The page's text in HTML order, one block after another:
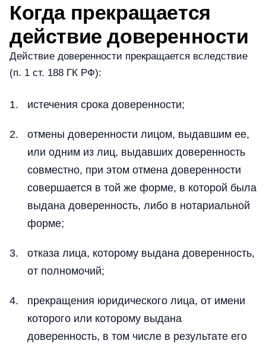
Когда прекращается
действие доверенности
Действие доверенности прекращается вследствие
(п. 1 ст. 188 ГК РФ):
истечения срока доверенности;
отмены доверенности лицом, выдавшим ее,
или одним из лиц, выдавших доверенность
совместно, при этом отмена доверенности
совершается в той же форме, в которой была
выдана доверенность, либо в нотариальной
форме;
отказа лица, которому выдана доверенность,
от полномочий;
прекращения юридического лица, от имени
которого или которому выдана
доверенность, в том числе в результате его